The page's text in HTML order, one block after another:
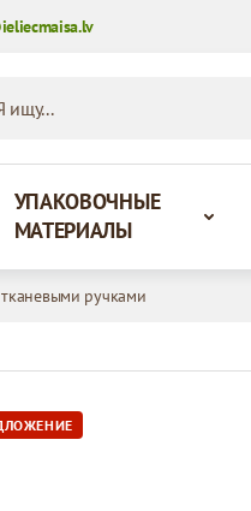
УПАКОВОЧНЫЕ
МАТЕРИАЛЫ
ручками